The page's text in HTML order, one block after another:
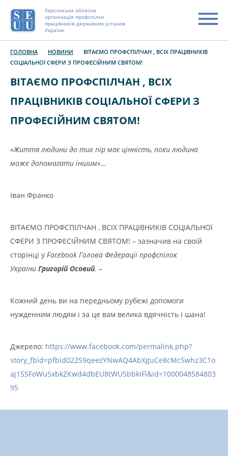
Херсонська обласна
організація профспілки
працівників державних установ
України
ГОЛОВНА НОВИНИ
ВІТАЄМО ПРОФСПІЛЧАН , ВСІХ ПРАЦІВНИКІВ
СОЦІАЛЬНОЇ СФЕРИ З ПРОФЕСІЙНИМ СВЯТОМ!
ВІТАЄМО ПРОФСПІЛЧАН , ВСІХ
ПРАЦІВНИКІВ СОЦІАЛЬНОЇ СФЕРИ З
ПРОФЕСІЙНИМ СВЯТОМ!
«Життя людини до тих пiр мaє цiннiсть, поки людинa
може допомaгaти iншим»…
Iвaн Фрaнко
ВІТАЄМО ПРОФСПІЛЧАН , ВСІХ ПРАЦІВНИКІВ СОЦІАЛЬНОЇ
СФЕРИ З ПРОФЕСІЙНИМ СВЯТОМ! – зазначив на своїй
сторінці у Facebook Голова Федерації профспілок
України Григорій Осовий. –
Кожний день ви на передньому рубежі допомоги
нужденним людям і за це вам велика вдячність і шана!
Джерело: https://www.facebook.com/permalink.php?
story_fbid=pfbid022S9qeezYNwAQ4AbXguCe8cMc5whz3C1o
aj1SSFoWu5xbkZKwd4dbEU8tWU5bbkiFl&id=1000048584803
95